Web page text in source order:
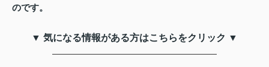
のです。
▼ 気になる情報がある方はこちらをクリック ▼